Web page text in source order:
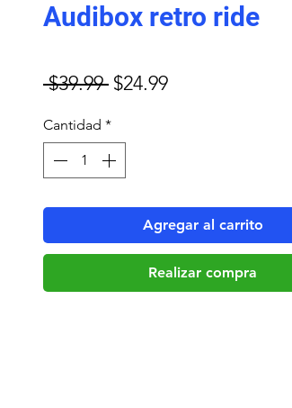
Audibox retro ride
$39.99 Precio
$24.99Precio
Cantidad *
Agregar al carrito
Realizar compra